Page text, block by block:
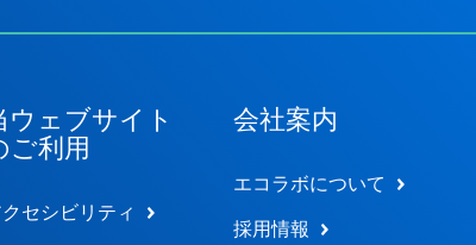
ウェブサイト
ご利用
セシビリティ
会社案内
エコラボについて
採用情報